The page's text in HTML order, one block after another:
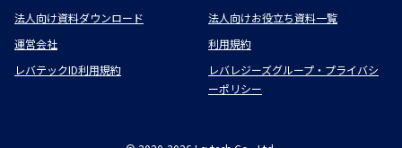
法人向け資料ダウンロード
法人向けお役立ち資料一覧
運営会社
利用規約
レバテックID利用規約
レバレジーズグループ・プライバシ
ーポリシー